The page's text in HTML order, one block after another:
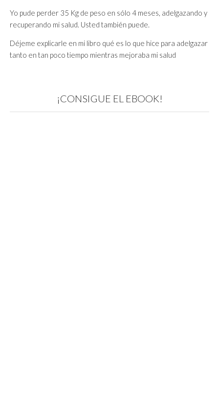
Yo pude perder 35 Kg de peso en sólo 4 meses, adelgazando y
recuperando mi salud. Usted también puede.
Déjeme explicarle en mi libro qué es lo que hice para adelgazar
tanto en tan poco tiempo mientras mejoraba mi salud
¡CONSIGUE EL EBOOK!